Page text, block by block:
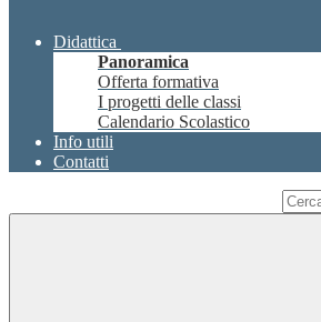
Didattica
Panoramica
Offerta formativa
I progetti delle classi
Calendario Scolastico
Info utili
Contatti